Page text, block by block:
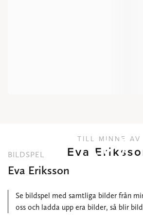
TILL MINNE AV
Eva
BILDSPEL
Eva Eriksson
Se bildspel med samtliga bilder från
oss och ladda upp era bilder, så blir